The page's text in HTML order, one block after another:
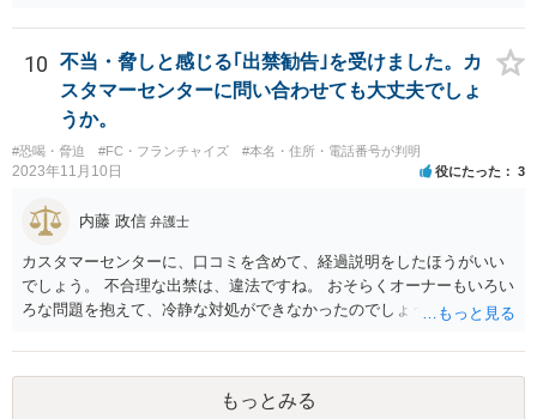
10
不当・脅しと感じる｢出禁勧告｣を受けました。カ
スタマーセンターに問い合わせても大丈夫でしょ
うか。
#恐喝・脅迫 #FC・フランチャイズ #本名・住所・電話番号が判明
2023年11月10日 役にたった 3
内藤 政信 弁護士
カスタマーセンターに、口コミを含めて、経過説明をしたほうがいい
でしょう。 不合理な出禁は、違法ですね。 おそらくオーナーもいろい
ろな問題を抱えて、冷静な対処ができなかったのでしょう。
もっとみる